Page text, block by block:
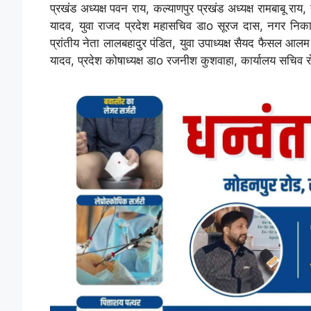
प्रखंड अध्यक्ष पवन राय, कल्याणपुर प्रखंड अध्यक्ष रामबाबू
यादव, युवा राजद प्रदेश महासचिव डाo सूरज दास, नगर
प्रांतीय नेता लालबहादुर पंडित, युवा उपाध्यक्ष सैयद फैसल
यादव, प्रदेश कोषाध्यक्ष डाo रजनीश कुशवाहा, कार्यालय